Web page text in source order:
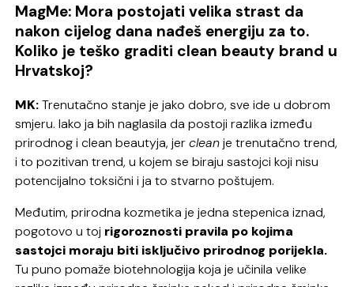
MagMe: Mora postojati velika strast da
nakon cijelog dana nađeš energiju za to.
Koliko je teško graditi clean beauty brand u
Hrvatskoj?
MK:Trenutačno stanje je jako dobro, sve ide u dobrom
smjeru. Iako ja bih naglasila da postoji razlika između
prirodnog i clean beautyja, jercleanje trenutačno trend,
i to pozitivan trend, u kojem se biraju sastojci koji nisu
potencijalno toksični i ja to stvarno poštujem.
Međutim, prirodna kozmetika je jedna stepenica iznad,
pogotovo u toj rigoroznosti pravila po kojima
sastojci moraju biti isključivo prirodnog porijekla.
Tu puno pomaže biotehnologija koja je učinila velike